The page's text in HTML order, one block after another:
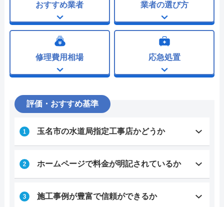
おすすめ業者 業者の選び方
修理費用相場 応急処置
評価・おすすめ基準
玉名市の水道局指定工事店かどうか
ホームページで料金が明記されているか
施工事例が豊富で信頼ができるか